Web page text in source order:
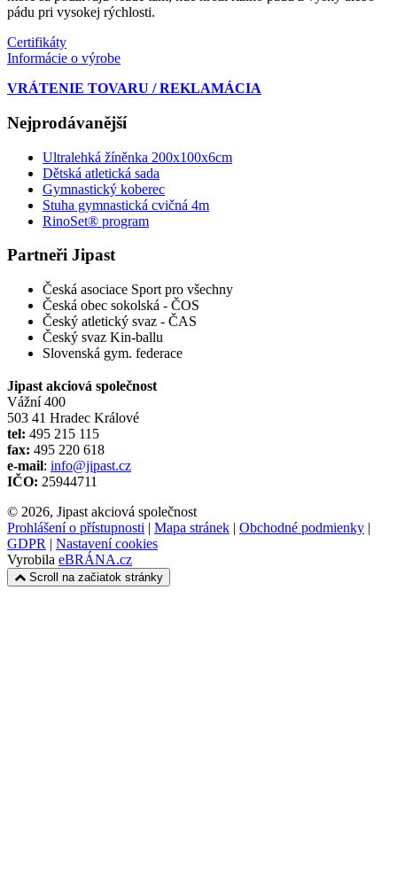
pádu pri vysokej rýchlosti.
Certifikáty
Informácie o výrobe
VRÁTENIE TOVARU / REKLAMÁCIA
Nejprodávanější
Ultralehká žíněnka 200x100x6cm
Dětská atletická sada
Gymnastický koberec
Stuha gymnastická cvičná 4m
RinoSet® program
Partneři Jipast
Česká asociace Sport pro všechny
Česká obec sokolská - ČOS
Český atletický svaz - ČAS
Český svaz Kin-ballu
Slovenská gym. federace
Jipast akciová společnost
Vážní 400
503 41 Hradec Králové
tel: 495 215 115
fax: 495 220 618
e-mail: info@jipast.cz
IČO: 25944711
© 2026, Jipast akciová společnost
Prohlášení o přístupnosti | Mapa stránek | Obchodné podmienky |
GDPR | Nastavení cookies
Vyrobila eBRÁNA.cz
Scroll na začiatok stránky